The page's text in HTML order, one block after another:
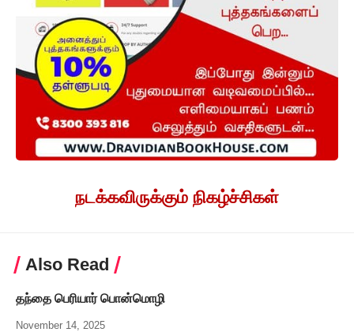
நடக்கவிருக்கும் நிகழ்ச்சிகள்
Also Read
தந்தை பெரியார் பொன்மொழி
November 14, 2025